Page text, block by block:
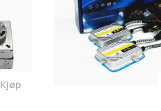
Legg Xenonlamper, D1C D1S
Kjøp